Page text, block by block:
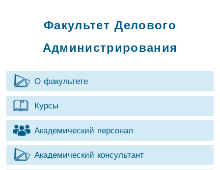
Факультет Делового
Администрирования
О факультете
Курсы
Академический персонал
Академический консультант